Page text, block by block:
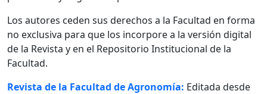
Los autores ceden sus derechos a la Facultad en forma
no exclusiva para que los incorpore a la versión digital
de la Revista y en el Repositorio Institucional de la
Facultad.
Revista de la Facultad de Agronomía: Editada desde